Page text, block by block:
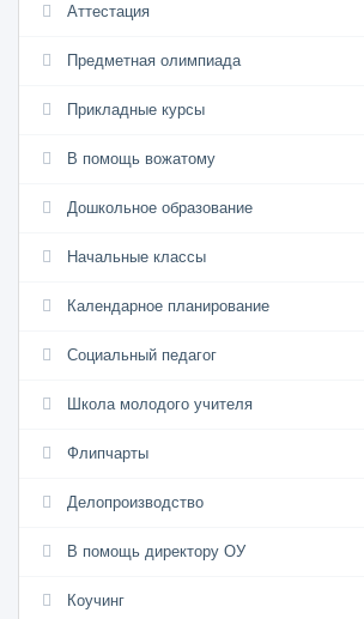
Аттестация
Предметная олимпиада
Прикладные курсы
В помощь вожатому
Дошкольное образование
Начальные классы
Календарное планирование
Социальный педагог
Школа молодого учителя
Флипчарты
Делопроизводство
В помощь директору ОУ
Коучинг